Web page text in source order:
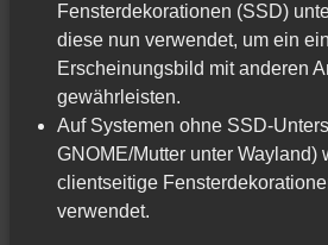
Fensterdekorationen (SSD)
diese nun verwendet, um ein
Erscheinungsbild mit anderen
gewährleisten.
Auf Systemen ohne SSD-
GNOME/Mutter unter Wayland)
clientseitige
verwendet.